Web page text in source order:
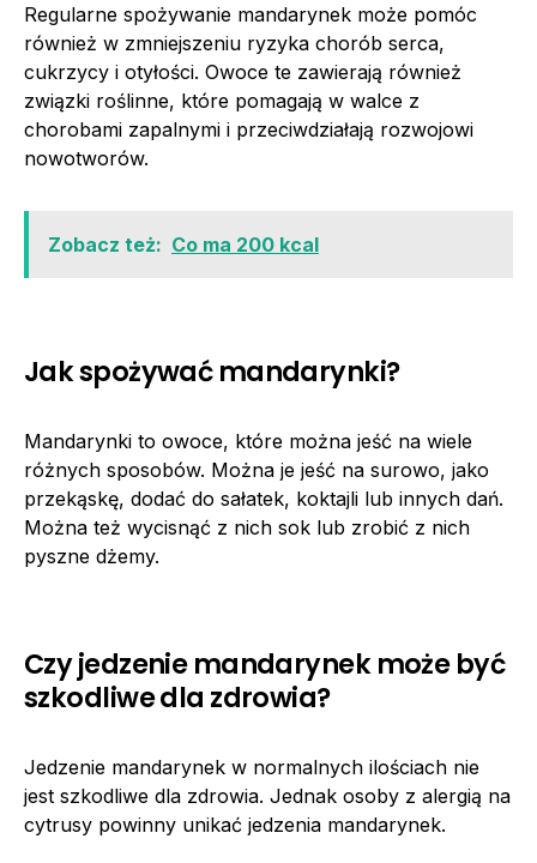
Regularne spożywanie mandarynek może pomóc
również w zmniejszeniu ryzyka chorób serca,
cukrzycy i otyłości. Owoce te zawierają również
związki roślinne, które pomagają w walce z
chorobami zapalnymi i przeciwdziałają rozwojowi
nowotworów.
Zobacz też: Co ma 200 kcal
Jak spożywać mandarynki?
Mandarynki to owoce, które można jeść na wiele
różnych sposobów. Można je jeść na surowo, jako
przekąskę, dodać do sałatek, koktajli lub innych dań.
Można też wycisnąć z nich sok lub zrobić z nich
pyszne dżemy.
Czy jedzenie mandarynek może być
szkodliwe dla zdrowia?
Jedzenie mandarynek w normalnych ilościach nie
jest szkodliwe dla zdrowia. Jednak osoby z alergią na
cytrusy powinny unikać jedzenia mandarynek.